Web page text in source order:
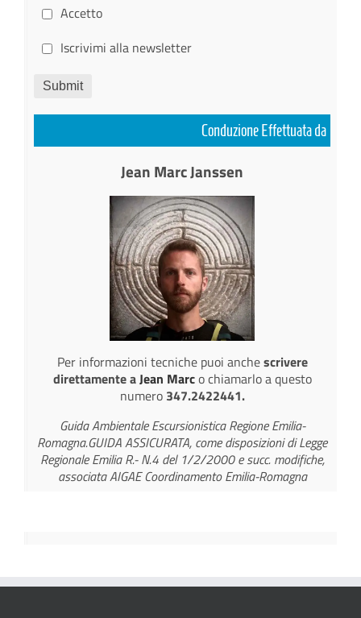
Accetto
Iscrivimi alla newsletter
Submit
Conduzione Effettuata da
Jean Marc Janssen
Per informazioni tecniche puoi anchescrivere
direttamente aJean Marco chiamarlo a questo
numero 347.2422441.
Guida Ambientale Escursionistica Regione Emilia-
Romagna.GUIDA ASSICURATA, come disposizioni di Legge
Regionale Emilia R.- N.4 del 1/2/2000 e succ. modifiche,
associata AIGAE Coordinamento Emilia-Romagna